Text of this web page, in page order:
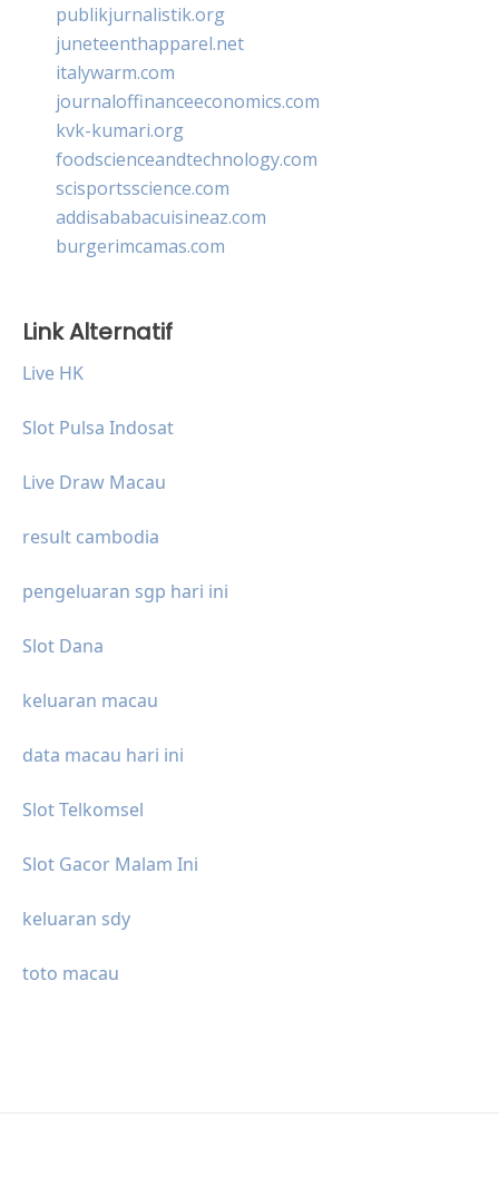
publikjurnalistik.org
juneteenthapparel.net
italywarm.com
journaloffinanceeconomics.com
kvk-kumari.org
foodscienceandtechnology.com
scisportsscience.com
addisababacuisineaz.com
burgerimcamas.com
Link Alternatif
Live HK
Slot Pulsa Indosat
Live Draw Macau
result cambodia
pengeluaran sgp hari ini
Slot Dana
keluaran macau
data macau hari ini
Slot Telkomsel
Slot Gacor Malam Ini
keluaran sdy
toto macau